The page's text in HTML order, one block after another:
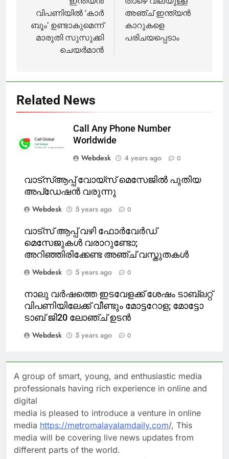
വിപണിയില്‍ ‘കാര്‍
ബൂം’ ഉണ്ടാകുമെന്ന്
മാരുതി സുസുക്കി
ചെയര്‍മാന്‍
അഞ്ച് ഇന്ത്യന്‍
കാറുകളെ
പരിചയപ്പെടാം
Related News
Call Any Phone Number
Worldwide
Webdesk
4 years ago 0
വാട്‌സ്ആപ്പ് വോയ്‌സ് മെസേജിൽ പുതിയ
അപ്‌ഡേഷൻ വരുന്നു
Webdesk
5 years ago 0
വാട്‌സ് ആപ്പ് വഴി ഫോര്‍വേര്‍ഡ്
മെസേജുകള്‍ വരാറുണ്ടോ;
അറിഞ്ഞിരിക്കേണ്ട അഞ്ച് വസ്തുതകള്‍
Webdesk
5 years ago 0
നാലു വര്‍ഷത്തെ ഇടവേളക്ക് ശേഷം ടാബ്‍ലറ്റ്
വിപണിയിലേക്ക് വീണ്ടും മോട്ടറോള; മോട്ടോ
ടാബ് ജി20 ലോഞ്ച് ഉടന്‍
Webdesk
5 years ago 0
A group of smart, young, and enthusiastic media
professionals having rich experience in online and
digital
media is pleased to introduce a venture in online
media https://metromalayalamdaily.com/, This
media will be covering live news updates from
different parts of the world.